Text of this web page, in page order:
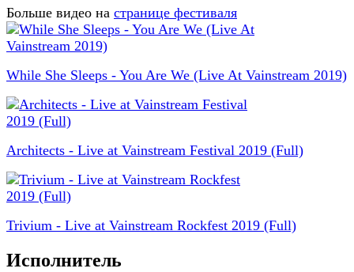
Больше видео на странице фестиваля
While She Sleeps - You Are We (Live At Vainstream 2019)
Architects - Live at Vainstream Festival 2019 (Full)
Trivium - Live at Vainstream Rockfest 2019 (Full)
Исполнитель